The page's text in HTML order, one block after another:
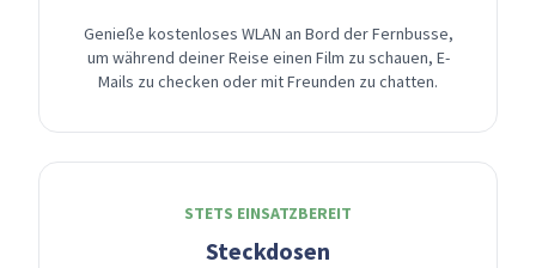
Genieße kostenloses WLAN an Bord der Fernbusse,
um während deiner Reise einen Film zu schauen, E-
Mails zu checken oder mit Freunden zu chatten.
STETS EINSATZBEREIT
Steckdosen